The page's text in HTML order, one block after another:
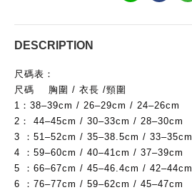
DESCRIPTION
尺碼表：
尺碼 胸圍 / 衣長 /頸圍
1：38–39cm / 26–29cm / 24–26cm
2： 44–45cm / 30–33cm / 28–30cm
3 ：51–52cm / 35–38.5cm / 33–35cm
4 ：59–60cm / 40–41cm / 37–39cm
5 ：66–67cm / 45–46.4cm / 42–44cm
6 ：76–77cm / 59–62cm / 45–47cm